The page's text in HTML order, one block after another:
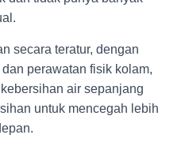
secara teratur, dengan
perawatan fisik kolam,
air sepanjang
untuk mencegah lebih